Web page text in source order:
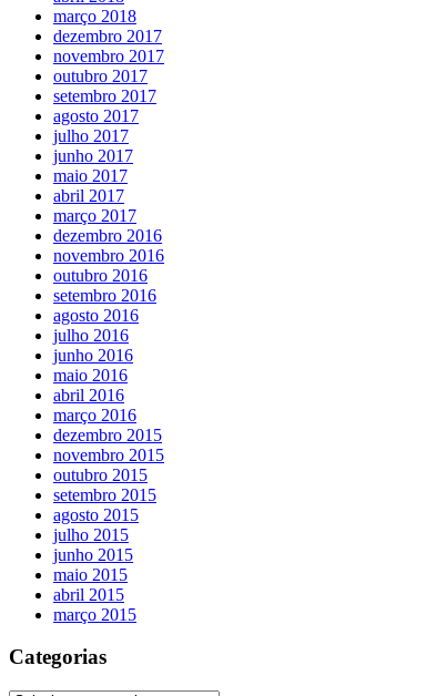
março 2018
dezembro 2017
novembro 2017
outubro 2017
setembro 2017
agosto 2017
julho 2017
junho 2017
maio 2017
abril 2017
março 2017
dezembro 2016
novembro 2016
outubro 2016
setembro 2016
agosto 2016
julho 2016
junho 2016
maio 2016
abril 2016
março 2016
dezembro 2015
novembro 2015
outubro 2015
setembro 2015
agosto 2015
julho 2015
junho 2015
maio 2015
abril 2015
março 2015
Categorias